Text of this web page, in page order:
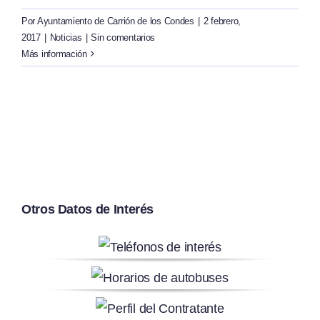
Por Ayuntamiento de Carrión de los Condes | 2 febrero,
2017 | Noticias | Sin comentarios
Más información
Otros Datos de Interés